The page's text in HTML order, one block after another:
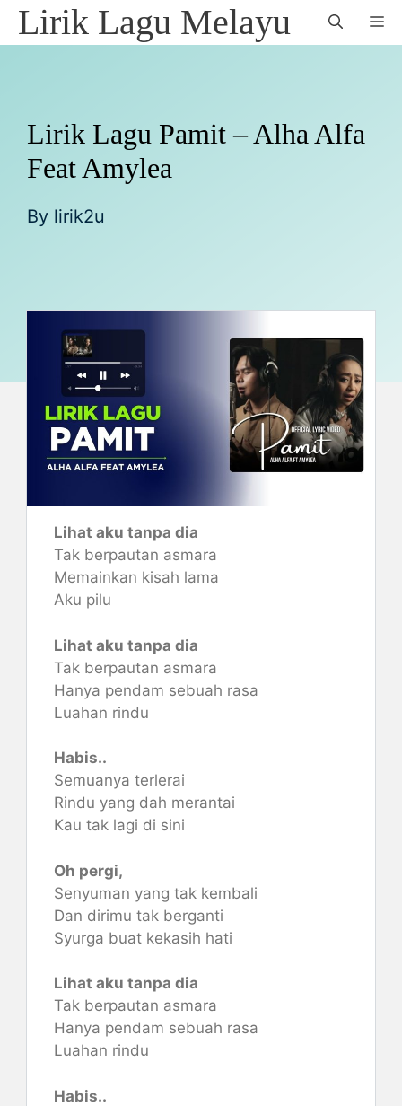
SkipLirik Lagu Melayu
Lirik Lagu Pamit – Alha Alfa
Feat Amylea
By lirik2u
Lihat aku tanpa dia
Tak berpautan asmara
Memainkan kisah lama
Aku pilu
Lihat aku tanpa dia
Tak berpautan asmara
Hanya pendam sebuah rasa
Luahan rindu
Habis..
Semuanya terlerai
Rindu yang dah merantai
Kau tak lagi di sini
Oh pergi,
Senyuman yang tak kembali
Dan dirimu tak berganti
Syurga buat kekasih hati
Lihat aku tanpa dia
Tak berpautan asmara
Hanya pendam sebuah rasa
Luahan rindu
Habis..